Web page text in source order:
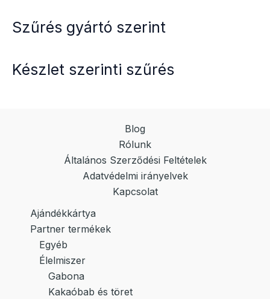
Szűrés gyártó szerint
Készlet szerinti szűrés
Blog
Rólunk
Általános Szerződési Feltételek
Adatvédelmi irányelvek
Kapcsolat
Ajándékkártya
Partner termékek
Egyéb
Élelmiszer
Gabona
Kakaóbab és töret